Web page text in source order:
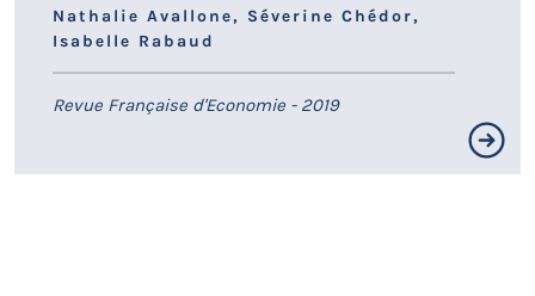
Nathalie Avallone, Séverine Chédor,
Isabelle Rabaud
Revue Française d'Economie - 2019